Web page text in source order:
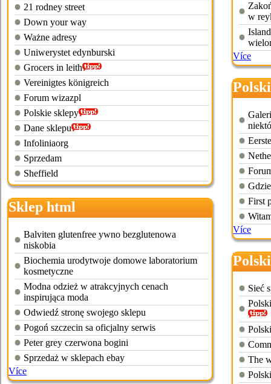
21 rodney street
Down your way
Ważne adresy
Uniwerystet edynburski
Grocers in leith
Vereinigtes königreich
Forum wizazpl
Polskie sklepy
Dane sklepu
Infoliniaorg
Sprzedam
Sheffield
Sklep html
Balviten glutenfree ywno bezglutenowa
niskobia
Biochemia urodytwoje domowe laboratorium
kosmetyczne
Modna odzież w atrakcyjnych cenach
inspirująca moda
Odwiedź stronę swojego sklepu
Pogoń szczecin sa oficjalny serwis
Peter grey czerwona bogini
Sprzedaż w sklepach ebay
Více
w
Více
First
Více
Sieć
The